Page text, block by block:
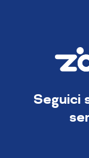
Seguici